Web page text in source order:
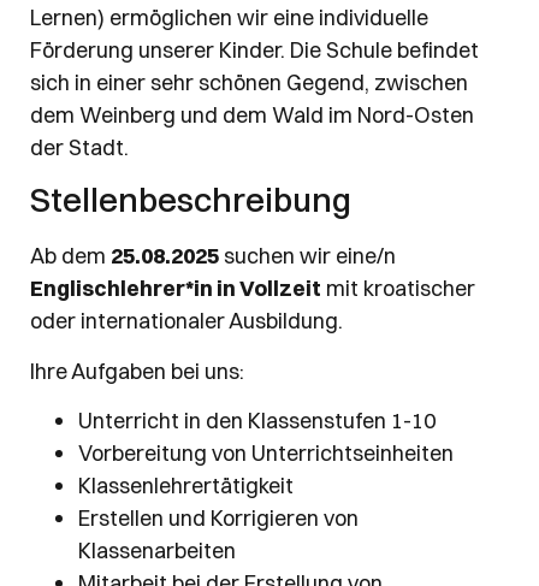
Lernen) ermöglichen wir eine individuelle
Förderung unserer Kinder. Die Schule befindet
sich in einer sehr schönen Gegend, zwischen
dem Weinberg und dem Wald im Nord-Osten
der Stadt.
Stellenbeschreibung
Ab dem 25.08.2025suchen wir eine/n
Englischlehrer*in in Vollzeit mit kroatischer
oder internationaler Ausbildung.
Ihre Aufgaben bei uns:
Unterricht in den Klassenstufen 1-10
Vorbereitung von Unterrichtseinheiten
Klassenlehrertätigkeit
Erstellen und Korrigieren von
Klassenarbeiten